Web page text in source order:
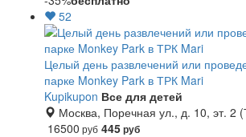
52
Целый день развлечений или
парке Monkey Park в ТРК Mari
Kupikupon Все для детей
Москва, Поречная ул., д. 10, эт. 2
16500 руб 445руб